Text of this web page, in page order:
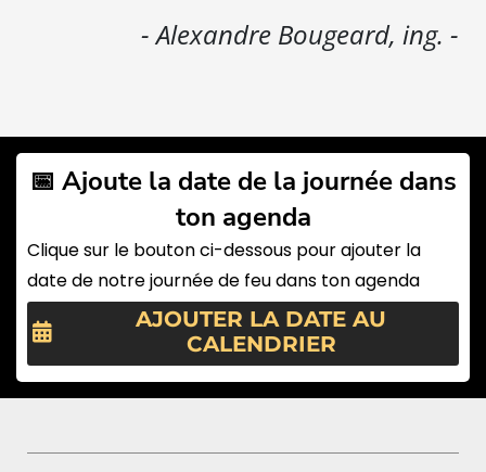
- Alexandre Bougeard, ing. -
📅 Ajoute la date de la journée dans
ton agenda
Clique sur le bouton ci-dessous pour ajouter la
date de notre journée de feu dans ton agenda
AJOUTER LA DATE AU
CALENDRIER